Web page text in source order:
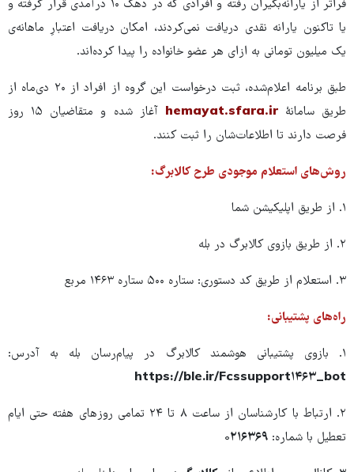
فراتر از یارانه‌بگیران رفته و افرادی که در دهک ۱۰ درآمدی قرار گرفته و
یا تاکنون یارانه نقدی دریافت نمی‌کردند، امکان دریافت اعتبارِ ماهانه‌ی
یک‌ میلیون‌ تومانی به ازای هر عضو خانواده را پیدا کرده‌اند.
طبق برنامه اعلام‌شده، ثبت درخواست این گروه از افراد از ۲۰ دی‌ماه از
طریق سامانۀhemayat.sfara.ir
آغاز شده و متقاضیان ۱۵ روز
فرصت دارند تا اطلاعات‌شان را ثبت کنند.
روش‌های استعلام موجودی طرح کالابرگ:
۱. از طریق اپلیکیشن شما
۲. از طریق بازوی کالابرگ در بله
۳. استعلام از طریق کد دستوری: ستاره ۵۰۰ ستاره ۱۴۶۳ مربع
راه‌های پشتیبانی:
۱. بازوی پشتیبانی هوشمند کالابرگ در پیام‌رسان بله به آدرس:
https://ble.ir/Fcssupport۱۴۶۳_bot
۲. ارتباط با کارشناسان از ساعت ۸ تا ۲۴ تمامی روزهای هفته حتی ایام
تعطیل با شماره: ۰۲۱۶۳۶۹